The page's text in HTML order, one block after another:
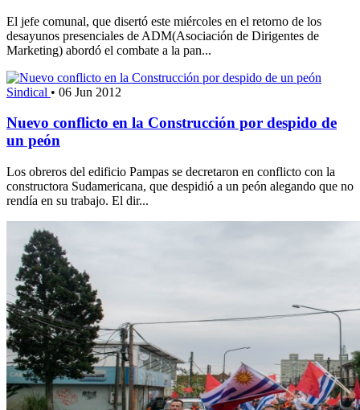
El jefe comunal, que disertó este miércoles en el retorno de los
desayunos presenciales de ADM(Asociación de Dirigentes de
Marketing) abordó el combate a la pan...
Sindical • 06 Jun 2012
Nuevo conflicto en la Construcción por despido de
un peón
Los obreros del edificio Pampas se decretaron en conflicto con la
constructora Sudamericana, que despidió a un peón alegando que no
rendía en su trabajo. El dir...